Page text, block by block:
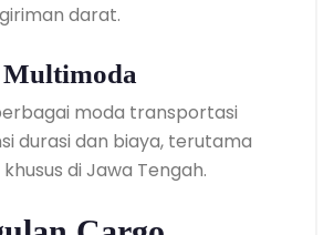
darat.
Multimoda
moda transportasi
durasi dan biaya, terutama
di Jawa Tengah.